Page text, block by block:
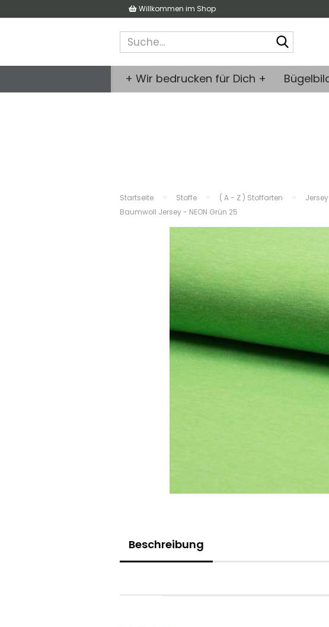
Willkommen im Shop
+ Wir bedrucken für Dich +
Startseite Stoffe ( A - Z ) Stoffarten Jersey
Baumwoll Jersey - NEON Grün 25
Beschreibung